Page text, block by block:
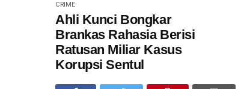
CRIME
Ahli Kunci Bongkar
Brankas Rahasia Berisi
Ratusan Miliar Kasus
Korupsi Sentul